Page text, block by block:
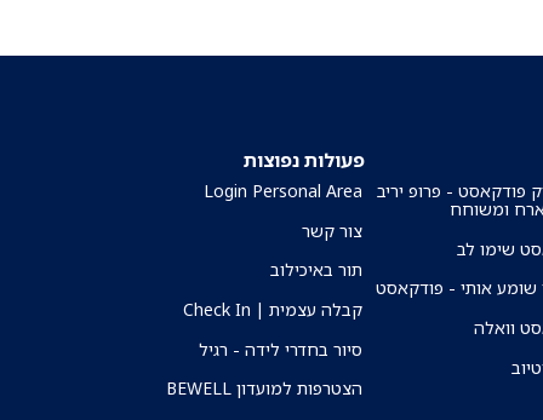
פודקאסט - פרופ יריב
ומשוחח
שימו לב
שומע אותי - פודקאסט
וואלה
פעולות נפוצות
Login Personal Area
צור קשר
תור באיכילוב
קבלה עצמית | Check In
סיור בחדרי לידה - רגיל
הצטרפות למועדון BEWELL